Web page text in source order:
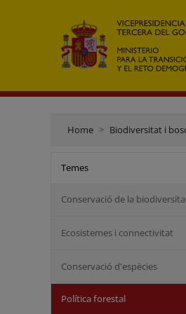
Home Biodiversitat i
Temes
Conservació de la
Ecosistemes i connectivitat
Conservació d'espècies
Política forestal